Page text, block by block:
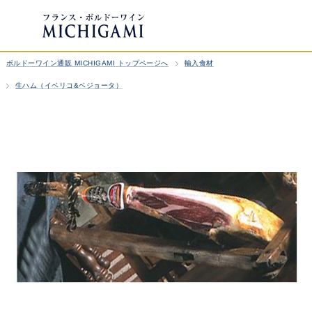
ボルドーワイン通販 MICHIGAMI トップページへ 輸入食材
生ハム（イベリコ&ベジョータ）